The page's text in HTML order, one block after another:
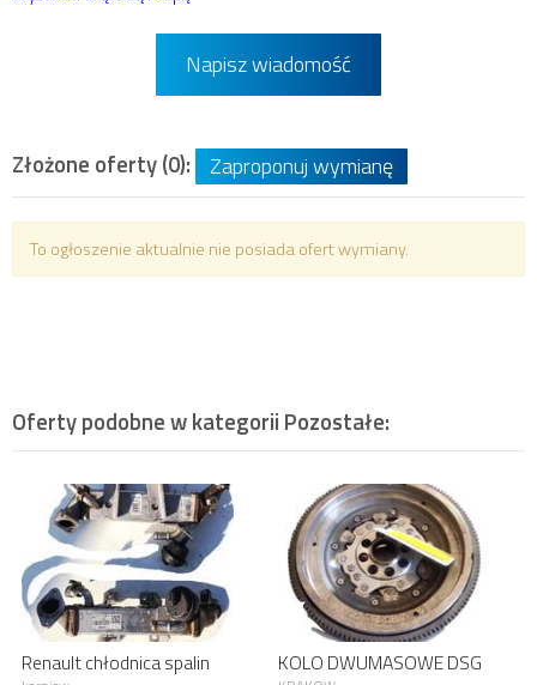
Napisz wiadomość
Złożone oferty (0): Zaproponuj wymianę
To ogłoszenie aktualnie nie posiada ofert wymiany.
Oferty podobne w kategorii Pozostałe:
Renault chłodnica spalin KOLO DWUMASOWE DSG